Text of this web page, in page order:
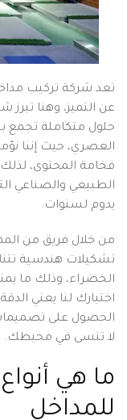
تعد شركة تركيب
عن التميز، وهنا تبرز
حلول متكاملة تجمع
العصري، حيث إننا
فخامة المحتوى،
الطبيعي والصناعي
يدوم لسنوات.
من خلال فريق من
تشكيلات هندسية
الخضراء، وذلك ما
اختيارك لنا يعني
الحصول على
لا تنسى في محيطك.
ما هي
للمداخل